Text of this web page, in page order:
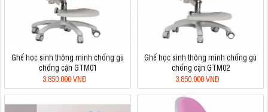
Ghế học sinh thông minh chống gù
chống cận GTM01
3.850.000 VNĐ
Ghế học sinh thông minh chống gù
chống cận GTM02
3.850.000 VNĐ